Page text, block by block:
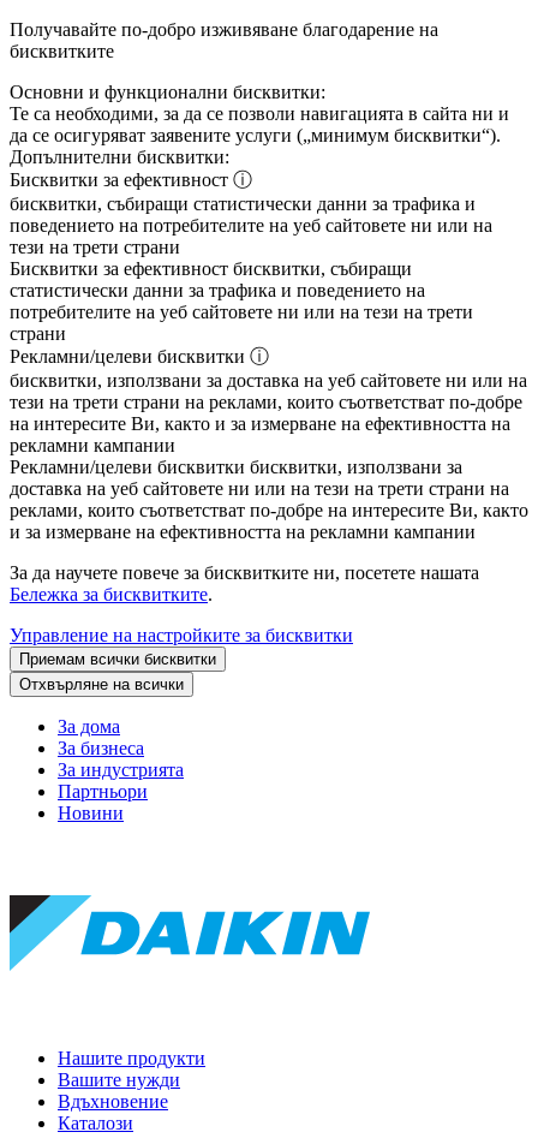
Получавайте по-добро изживяване благодарение на
бисквитките
Основни и функционални бисквитки:
Те са необходими, за да се позволи навигацията в сайта ни и
да се осигуряват заявените услуги („минимум бисквитки“).
Допълнителни бисквитки:
Бисквитки за ефективност ⓘ
бисквитки, събиращи статистически данни за трафика и
поведението на потребителите на уеб сайтовете ни или на
тези на трети страни
Бисквитки за ефективност бисквитки, събиращи
статистически данни за трафика и поведението на
потребителите на уеб сайтовете ни или на тези на трети
страни
Рекламни/целеви бисквитки ⓘ
бисквитки, използвани за доставка на уеб сайтовете ни или на
тези на трети страни на реклами, които съответстват по-добре
на интересите Ви, както и за измерване на ефективността на
рекламни кампании
Рекламни/целеви бисквитки бисквитки, използвани за
доставка на уеб сайтовете ни или на тези на трети страни на
реклами, които съответстват по-добре на интересите Ви, както
и за измерване на ефективността на рекламни кампании
За да научете повече за бисквитките ни, посетете нашата
Бележка за бисквитките.
Управление на настройките за бисквитки
Приемам всички бисквитки
Отхвърляне на всички
За дома
За бизнеса
За индустрията
Партньори
Новини
Нашите продукти
Вашите нужди
Вдъхновение
Каталози